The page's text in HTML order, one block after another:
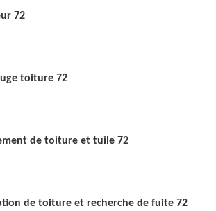
72
toiture 72
de toiture et tuile 72
de toiture et recherche de fuite 72